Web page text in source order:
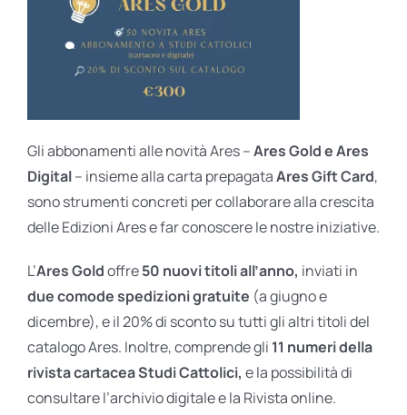
Gli abbonamenti alle novità Ares –Ares Gold e Ares
Digital– insieme alla carta prepagataAres Gift Card,
sono strumenti concreti per collaborare alla crescita
delle Edizioni Ares e far conoscere le nostre iniziative.
L’Ares Goldoffre50 nuovi titoli all’anno, inviati in
due comode spedizioni gratuite (a giugno e
dicembre), e il 20% di sconto su tutti gli altri titoli del
catalogo Ares. Inoltre, comprende gli 11 numeri della
rivista cartacea Studi Cattolici, e la possibilità di
consultare l’archivio digitale e la Rivista online.